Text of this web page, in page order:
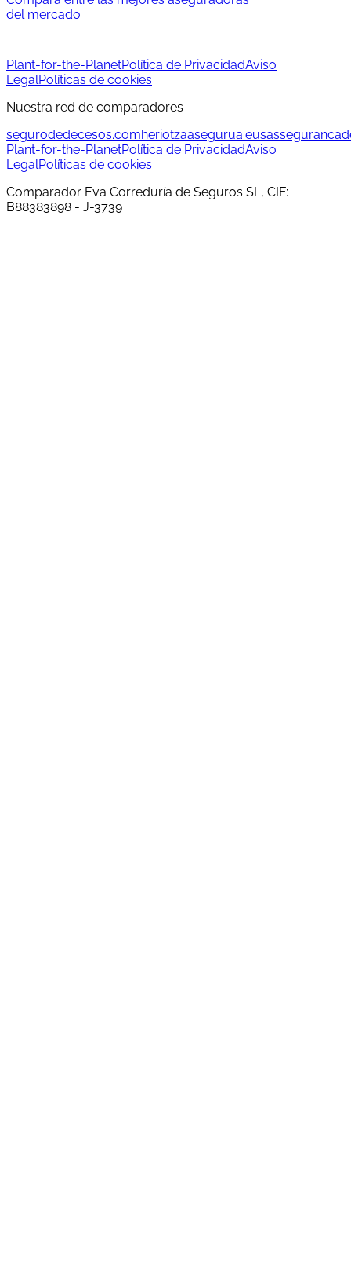
del mercado
Plant-for-the-PlanetPolítica de PrivacidadAviso
LegalPolíticas de cookies
Nuestra red de comparadores
segurodedecesos.comheriotzaasegurua.eus
Plant-for-the-PlanetPolítica de PrivacidadAviso
LegalPolíticas de cookies
Comparador Eva Correduría de Seguros SL, CIF:
B88383898 - J-3739